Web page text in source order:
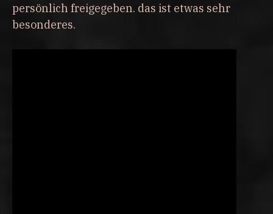
persönlich freigegeben. das ist etwas sehr
besonderes.